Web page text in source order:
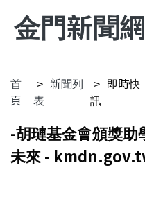
金門新聞網
首
頁
新聞列
表
即時快
訊
-胡璉基金會頒獎助
未來 -